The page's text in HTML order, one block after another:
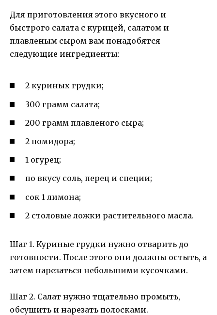
Для приготовления этого вкусного и
быстрого салата с курицей, салатом и
плавленым сыром вам понадобятся
следующие ингредиенты:
2 куриных грудки;
300 грамм салата;
200 грамм плавленого сыра;
2 помидора;
1 огурец;
по вкусу соль, перец и специи;
сок 1 лимона;
2 столовые ложки растительного масла.
Шаг 1. Куриные грудки нужно отварить до
готовности. После этого они должны остыть, а
затем нарезаться небольшими кусочками.
Шаг 2. Салат нужно тщательно промыть,
обсушить и нарезать полосками.